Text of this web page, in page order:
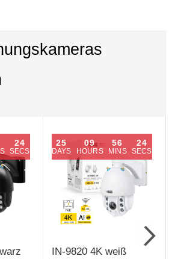
23
SECS
IN-9820 4K weiß
25
DAYS
09
HOURS
56
MINS
23
SECS